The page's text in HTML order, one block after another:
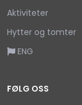
Aktiviteter
Hytter og tomter
ENG
FØLG OSS